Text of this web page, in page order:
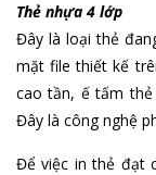
Thẻ nhựa 4 lớp
Đây là loại thẻ
mặt file thiết kế
cao tần, ế tấm
Đây là công nghệ
Để việc in thẻ đạt